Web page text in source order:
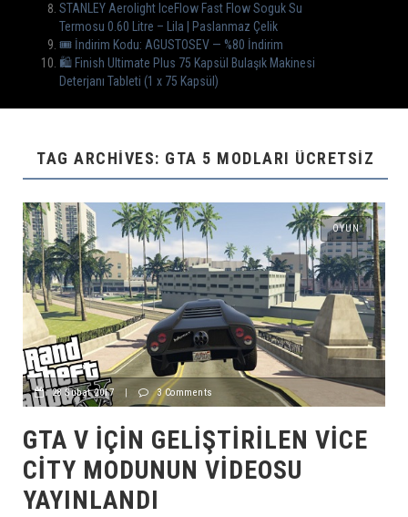
STANLEY Aerolight IceFlow Fast Flow Soguk Su
Termosu 0.60 Litre – Lila | Paslanmaz Çelik
🎟 İndirim Kodu: AGUSTOSEV — %80 İndirim
🛍️ Finish Ultimate Plus 75 Kapsül Bulaşık Makinesi
Deterjanı Tableti (1 x 75 Kapsül)
TAG ARCHIVES: GTA 5 MODLARI ÜCRETSIZ
OYUN
28 Şubat 2017 | 3 Comments
GTA V IÇIN GELIŞTIRILEN VICE
CITY MODUNUN VIDEOSU
YAYINLANDI